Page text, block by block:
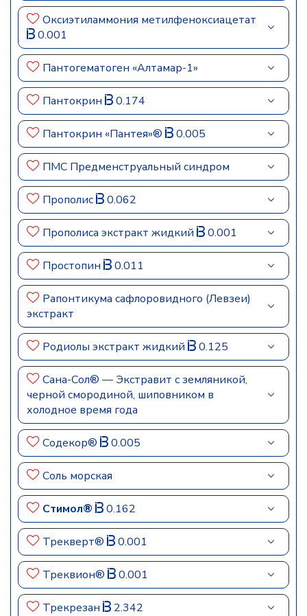
Оксиэтиламмония метилфеноксиацетат
0.001
Пантогематоген «Алтамар-1»
Пантокрин 0.174
Пантокрин «Пантея»® 0.005
ПМС Предменструальный синдром
Прополис 0.062
Прополиса экстракт жидкий 0.001
Простопин 0.011
Рапонтикума сафлоровидного (Левзеи)
экстракт
Родиолы экстракт жидкий 0.125
Сана-Сол® — Экстравит с земляникой,
черной смородиной, шиповником в
холодное время года
Содекор® 0.005
Соль морская
Стимол® 0.162
Трекверт® 0.001
Треквион® 0.001
Трекрезан 2.342